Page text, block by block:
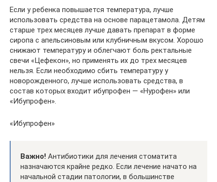
Если у ребенка повышается температура, лучше
использовать средства на основе парацетамола. Детям
старше трех месяцев лучше давать препарат в форме
сиропа с апельсиновым или клубничным вкусом. Хорошо
снижают температуру и облегчают боль ректальные
свечи «Цефекон», но применять их до трех месяцев
нельзя. Если необходимо сбить температуру у
новорожденного, лучше использовать средства, в
состав которых входит ибупрофен — «Нурофен» или
«Ибупрофен».
«Ибупрофен»
Важно! Антибиотики для лечения стоматита
назначаются крайне редко. Если лечение начато на
начальной стадии патологии, в большинстве